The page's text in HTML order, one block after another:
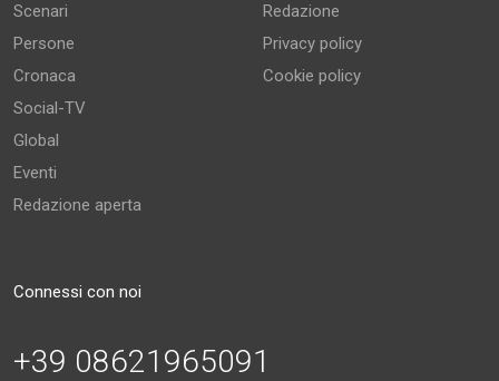
Scenari
Persone
Cronaca
Social-TV
Global
Eventi
Redazione aperta
Redazione
Privacy policy
Cookie policy
Connessi con noi
+39 08621965091